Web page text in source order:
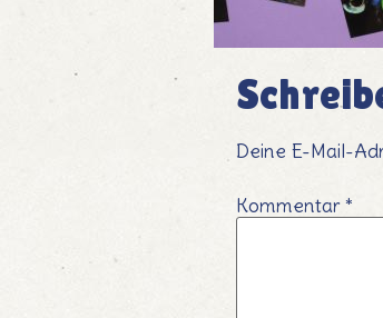
Deine E-Mail-
Kommentar*